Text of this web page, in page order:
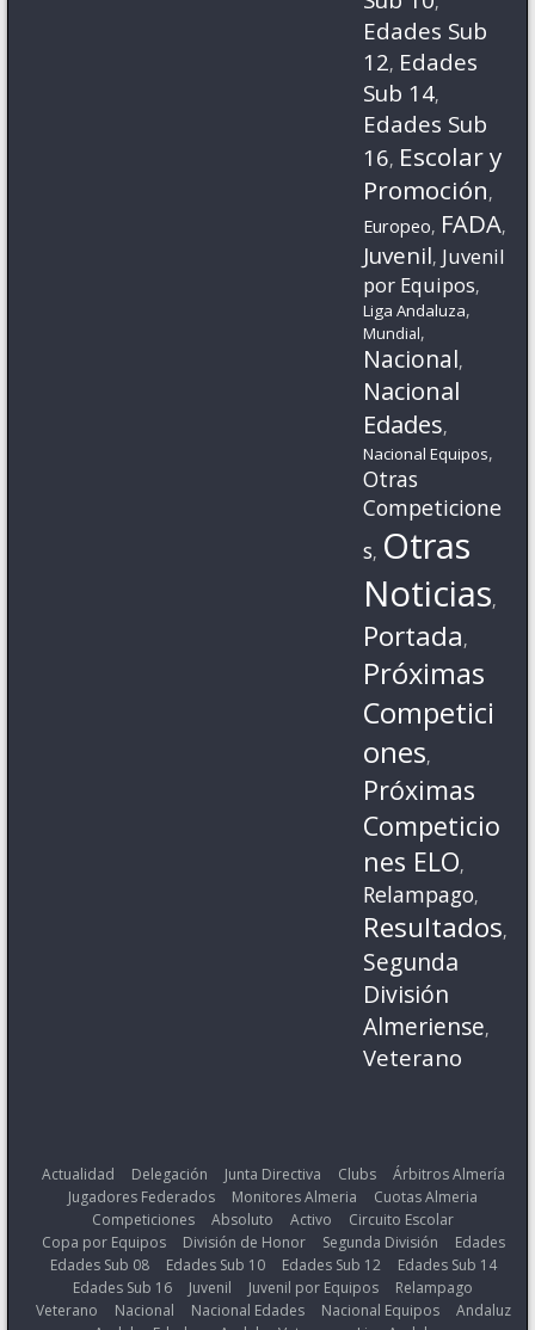
Edades Sub
12, Edades
Sub 14,
Edades Sub
16, Escolar y
Promoción,
Europeo, FADA,
Juvenil, Juvenil
por Equipos,
Liga Andaluza,
Mundial,
Nacional,
Nacional
Edades,
Nacional Equipos,
Otras
Competicione
s, Otras
Noticias,
Portada,
Próximas
Competici
ones,
Próximas
Competicio
nes ELO,
Relampago,
Resultados,
Segunda
División
Almeriense,
Veterano
Actualidad Delegación Junta Directiva Clubs
Árbitros Almería
Jugadores Federados
Monitores Almeria
Cuotas Almeria
Competiciones
Absoluto Activo
Circuito Escolar
Copa por Equipos
División de Honor Segunda División
Edades
Edades Sub 08
Edades Sub 10 Edades Sub 12
Edades Sub 14
Edades Sub 16
Juvenil Juvenil por Equipos
Relampago
Veterano
Nacional Nacional Edades Nacional Equipos
Andaluz